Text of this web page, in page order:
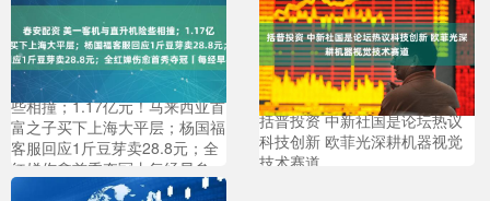
春安配资 美一客机与直升机险
些相撞；1.17亿元！马来西亚首
富之子买下上海大平层；杨国福
客服回应1斤豆芽卖28.8元；全
红婵伤愈首秀夺冠丨每经早参
括普投资 中新社国是论坛热议
科技创新 欧菲光深耕机器视觉
技术赛道